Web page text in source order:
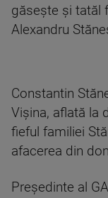
găsește și tatăl
Alexandru
Constantin
Vișina, aflată la
fieful familiei
afacerea din
Președinte al